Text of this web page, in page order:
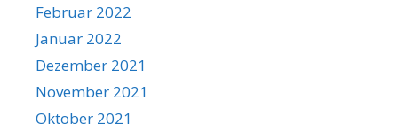
Februar 2022
Januar 2022
Dezember 2021
November 2021
Oktober 2021